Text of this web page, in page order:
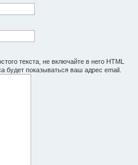
текста, не включайте в него HTML
будет показываться ваш адрес email.